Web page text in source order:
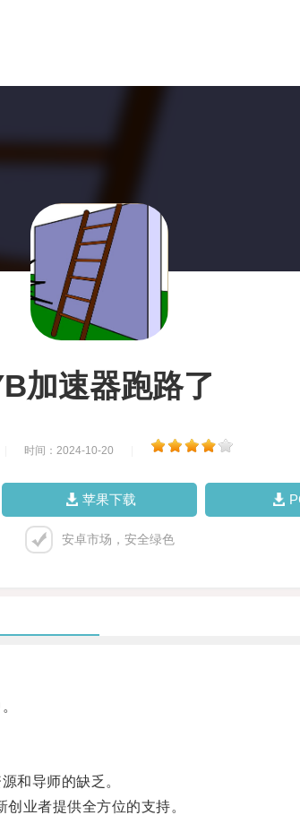
加速器跑路了
时间：2024-10-20
苹果下载
安卓市场，安全绿色
和导师的缺乏。
业者提供全方位的支持。